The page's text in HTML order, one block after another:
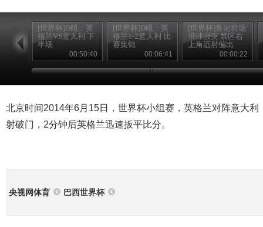
[世界杯]D组：英
格兰VS意大利 下
半场
00:50:40
[世界杯]D组：英
格兰1-2意大利 比
赛集锦
00:06:41
[世界杯]鲁尼前场
带球强突 禁区右
上角远射偏出
00:00:22
北京时间2014年6月15日，世界杯小组赛，英格兰对阵意大
射破门，2分钟后英格兰迅速扳平比分。
央视网体育 巴西世界杯